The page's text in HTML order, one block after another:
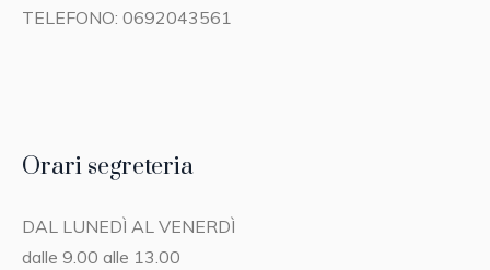
TELEFONO: 0692043561
Orari segreteria
DAL LUNEDÌ AL VENERDÌ
dalle 9.00 alle 13.00